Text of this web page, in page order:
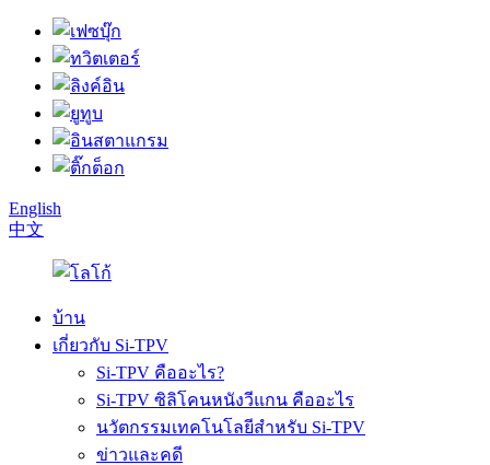
English
中文
บ้าน
เกี่ยวกับ Si-TPV
Si-TPV คืออะไร?
Si-TPV ซิลิโคนหนังวีแกน คืออะไร
นวัตกรรมเทคโนโลยีสำหรับ Si-TPV
ข่าวและคดี